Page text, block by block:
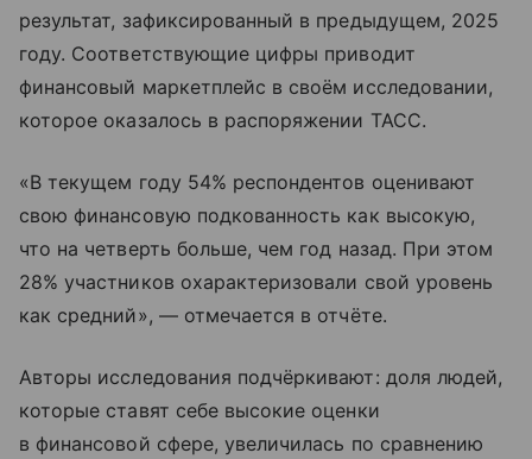
результат, зафиксированный в предыдущем, 2025
году. Соответствующие цифры приводит
финансовый маркетплейс в своём исследовании,
которое оказалось в распоряжении ТАСС.
«В текущем году 54% респондентов оценивают
свою финансовую подкованность как высокую,
что на четверть больше, чем год назад. При этом
28% участников охарактеризовали свой уровень
как средний», — отмечается в отчёте.
Авторы исследования подчёркивают: доля людей,
которые ставят себе высокие оценки
в финансовой сфере, увеличилась по сравнению